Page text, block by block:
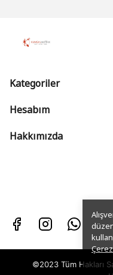
Kategoriler
Hesabım
Hakkımızda
©2023 Tüm Hakları